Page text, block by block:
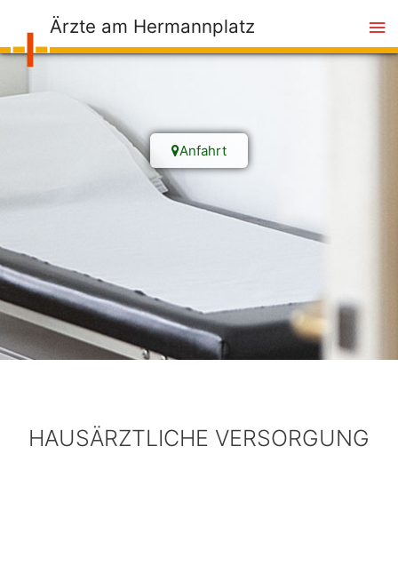
Ärzte am Hermannplatz
Anfahrt
HAUSÄRZTLICHE VERSORGUNG